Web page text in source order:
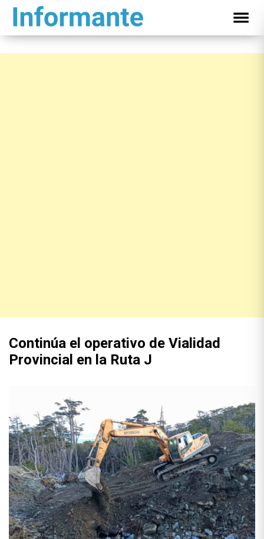
Continúa el operativo de Vialidad
Provincial en la Ruta J